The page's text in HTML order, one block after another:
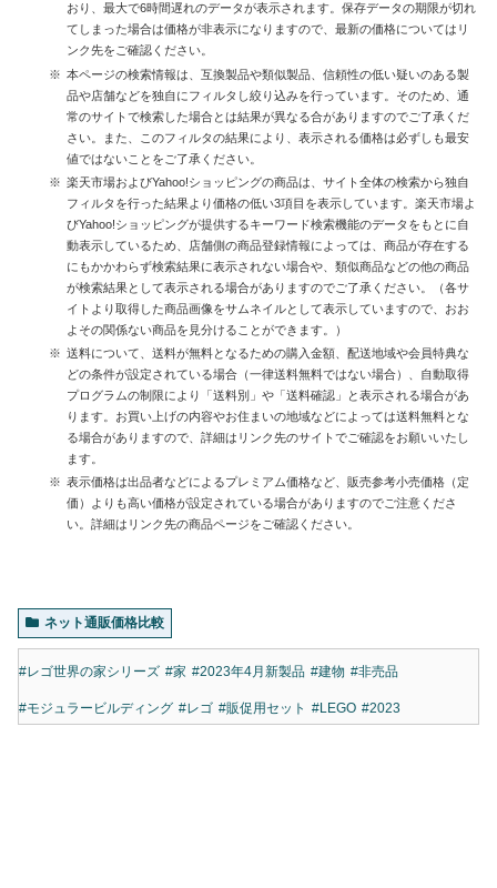
おり、最大で6時間遅れのデータが表示されます。保存データの期限が切れ
てしまった場合は価格が非表示になりますので、最新の価格についてはリ
ンク先をご確認ください。
本ページの検索情報は、互換製品や類似製品、信頼性の低い疑いのある製
品や店舗などを独自にフィルタし絞り込みを行っています。そのため、通
常のサイトで検索した場合とは結果が異なる合がありますのでご了承くだ
さい。また、このフィルタの結果により、表示される価格は必ずしも最安
値ではないことをご了承ください。
楽天市場およびYahoo!ショッピングの商品は、サイト全体の検索から独自
フィルタを行った結果より価格の低い3項目を表示しています。楽天市場よ
びYahoo!ショッピングが提供するキーワード検索機能のデータをもとに自
動表示しているため、店舗側の商品登録情報によっては、商品が存在する
にもかかわらず検索結果に表示されない場合や、類似商品などの他の商品
が検索結果として表示される場合がありますのでご了承ください。（各サ
イトより取得した商品画像をサムネイルとして表示していますので、おお
よその関係ない商品を見分けることができます。）
送料について、送料が無料となるための購入金額、配送地域や会員特典な
どの条件が設定されている場合（一律送料無料ではない場合）、自動取得
プログラムの制限により「送料別」や「送料確認」と表示される場合があ
ります。お買い上げの内容やお住まいの地域などによっては送料無料とな
る場合がありますので、詳細はリンク先のサイトでご確認をお願いいたし
ます。
表示価格は出品者などによるプレミアム価格など、販売参考小売価格（定
価）よりも高い価格が設定されている場合がありますのでご注意くださ
い。詳細はリンク先の商品ページをご確認ください。
ネット通販価格比較
#レゴ世界の家シリーズ #家 #2023年4月新製品 #建物 #非売品
#モジュラービルディング #レゴ #販促用セット #LEGO #2023